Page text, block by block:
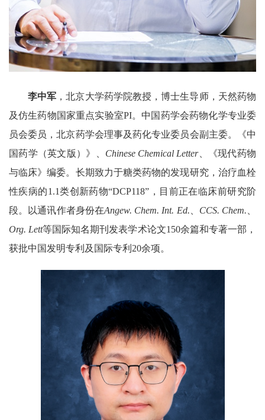
李中军 ，北京大学药学院教授，博士生导师，天然药物
及仿生药物国家重点实验室PI。中国药学会药物化学专业委
员会委员，北京药学会理事及药化专业委员会副主委。《中
国药学（英文版）》、 Chinese Chemical Letter、《现代药物
与临床》编委。长期致力于糖类药物的发现研究，治疗血栓
性疾病的1.1类创新药物“DCP118” ，目前正在临床前研究阶
段。以通讯作者身份在Angew. Chem. Int. Ed. CCS. Chem.
Org. Lett等国际知名期刊发表学术论文150余篇和专著一部，
获批中国发明专利及国际专利 20余项。